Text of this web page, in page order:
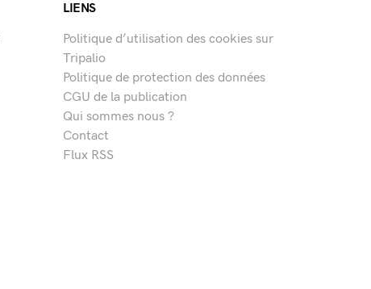
LIENS
Politique d’utilisation des cookies sur
Tripalio
Politique de protection des données
CGU de la publication
Qui sommes nous ?
Contact
Flux RSS